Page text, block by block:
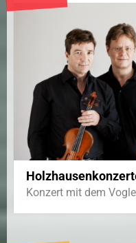
Konzert mit dem